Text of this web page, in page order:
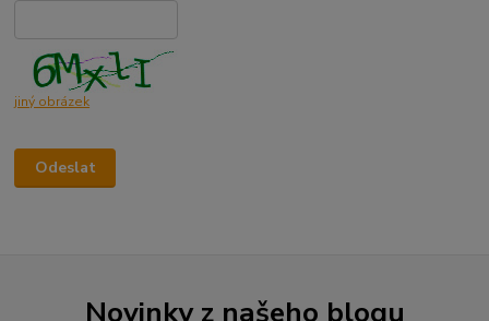
jiný obrázek
Novinky z našeho blogu